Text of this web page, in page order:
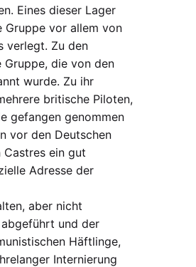
Eines dieser Lager
Gruppe vor allem von
verlegt. Zu den
die von den
wurde. Zu ihr
britische Piloten,
gefangen genommen
vor den Deutschen
ein gut
Adresse der
aber nicht
und der
Häftlinge,
Internierung